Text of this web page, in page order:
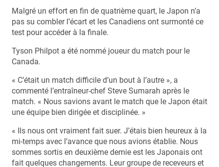
Malgré un effort en fin de quatrième quart, le Japon n’a
pas su combler l’écart et les Canadiens ont surmonté ce
test pour accéder à la finale.
Tyson Philpot a été nommé joueur du match pour le
Canada.
« C’était un match difficile d’un bout à l’autre », a
commenté l’entraîneur-chef Steve Sumarah après le
match. « Nous savions avant le match que le Japon était
une équipe bien dirigée et disciplinée. »
« Ils nous ont vraiment fait suer. J’étais bien heureux à la
mi-temps avec l’avance que nous avions établie. Nous
sommes sortis en deuxième demie est les Japonais ont
fait quelques changements. Leur groupe de receveurs et